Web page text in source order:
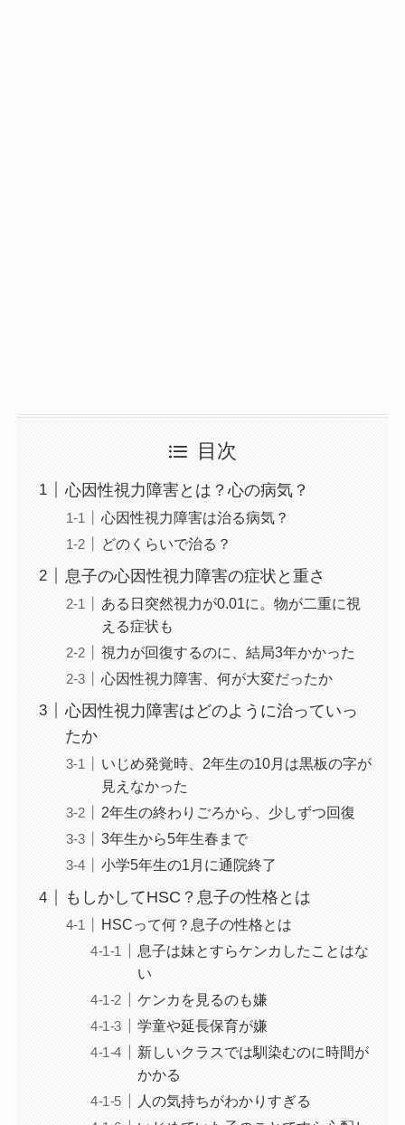
目次
心因性視力障害とは？心の病気？
心因性視力障害は治る病気？
どのくらいで治る？
息子の心因性視力障害の症状と重さ
ある日突然視力が0.01に。物が二重に視
える症状も
視力が回復するのに、結局3年かかった
心因性視力障害、何が大変だったか
心因性視力障害はどのように治っていっ
たか
いじめ発覚時、2年生の10月は黒板の字が
見えなかった
2年生の終わりごろから、少しずつ回復
3年生から5年生春まで
小学5年生の1月に通院終了
もしかしてHSC？息子の性格とは
HSCって何？息子の性格とは
息子は妹とすらケンカしたことはな
い
ケンカを見るのも嫌
学童や延長保育が嫌
新しいクラスでは馴染むのに時間が
かかる
人の気持ちがわかりすぎる